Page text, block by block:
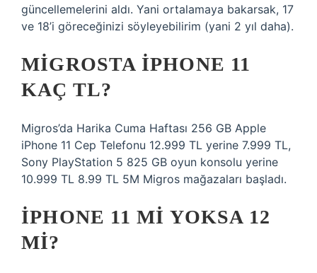
güncellemelerini aldı. Yani ortalamaya bakarsak, 17
ve 18’i göreceğinizi söyleyebilirim (yani 2 yıl daha).
MIGROSTA IPHONE 11
KAÇ TL?
Migros’da Harika Cuma Haftası 256 GB Apple
iPhone 11 Cep Telefonu 12.999 TL yerine 7.999 TL,
Sony PlayStation 5 825 GB oyun konsolu yerine
10.999 TL 8.99 TL 5M Migros mağazaları başladı.
IPHONE 11 MI YOKSA 12
MI?